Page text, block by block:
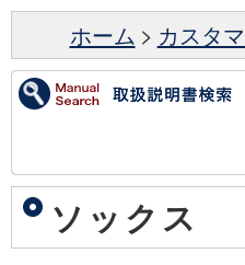
ホーム > カスタ
ソックス